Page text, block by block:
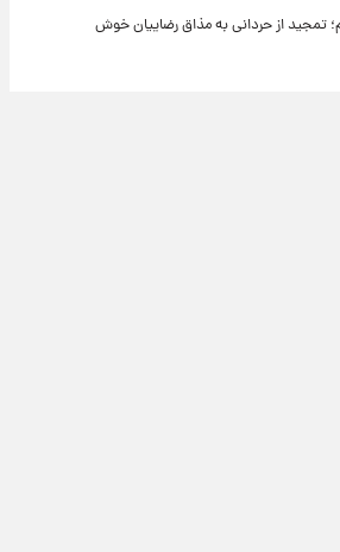
تمجید از حردانی به مذاق رضاییان خوش